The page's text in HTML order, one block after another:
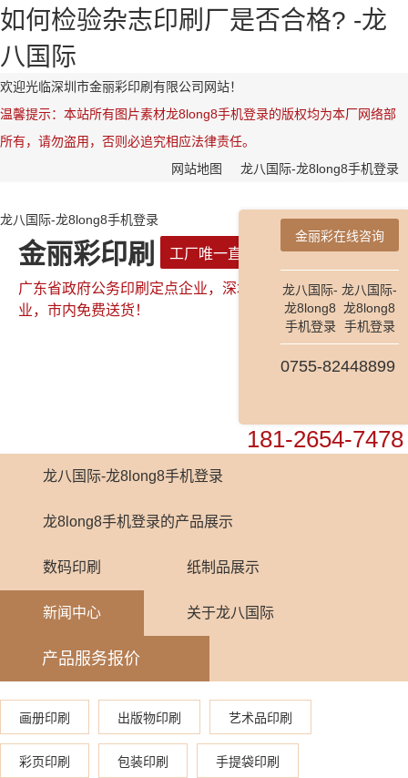
如何检验杂志印刷厂是否合格? -龙
八国际
欢迎光临深圳市金丽彩印刷有限公司网站！
温馨提示：本站所有图片素材龙8long8手机登录的版权均为本厂网络部
所有，请勿盗用，否则必追究相应法律责任。
网站地图
龙八国际-龙8long8手机登录
龙八国际-龙8long8手机登录
金丽彩印刷 工厂唯一直属网站
广东省政府公务印刷定点企业，深圳市政府公务印刷定点企
业，市内免费送货！
181-2654-7478
龙八国际-龙8long8手机登录
龙8long8手机登录的产品展示
数码印刷 纸制品展示
新闻中心 关于龙八国际
产品服务报价
画册印刷 出版物印刷 艺术品印刷
彩页印刷 包装印刷 手提袋印刷
金丽彩在线咨询
龙八国际-
龙8long8
手机登录
龙八国际-
龙8long8
手机登录
0755-82448899